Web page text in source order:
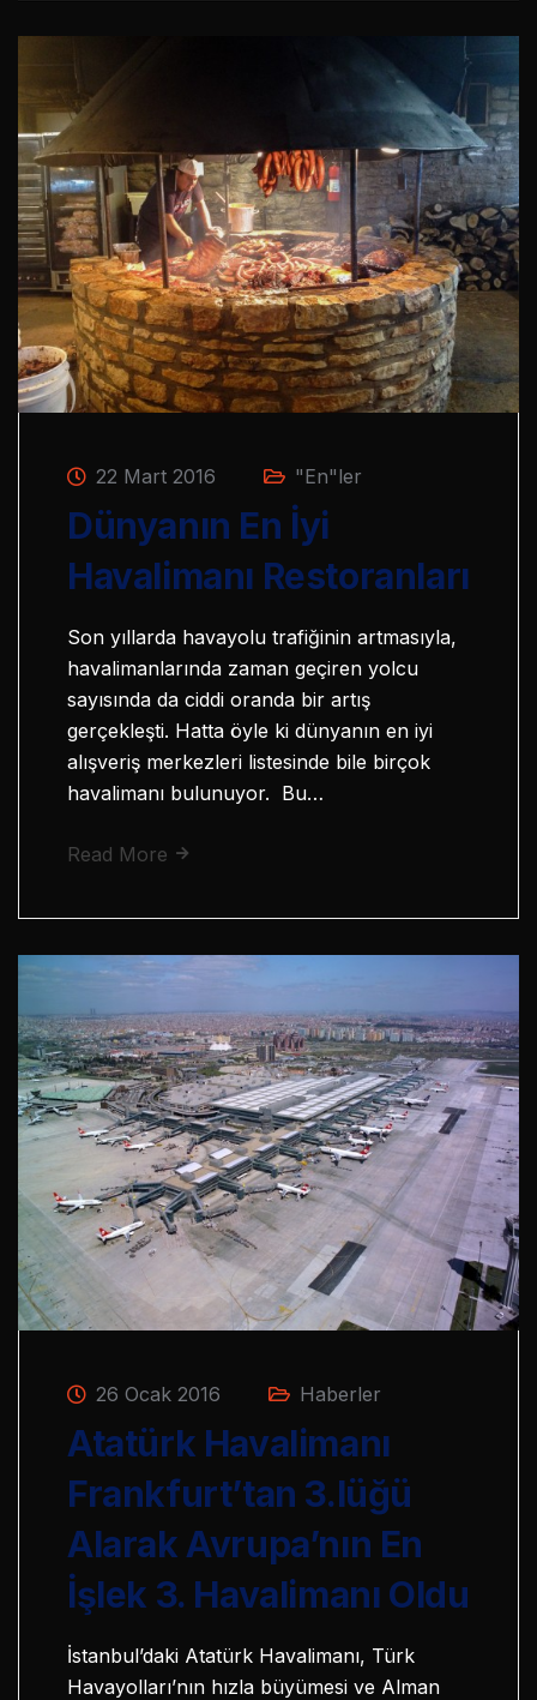
22 Mart 2016 "En"ler
Dünyanın En İyi
Havalimanı Restoranları
Son yıllarda havayolu trafiğinin artmasıyla,
havalimanlarında zaman geçiren yolcu
sayısında da ciddi oranda bir artış
gerçekleşti. Hatta öyle ki dünyanın en iyi
alışveriş merkezleri listesinde bile birçok
havalimanı bulunuyor. Bu…
Read More
26 Ocak 2016 Haberler
Atatürk Havalimanı
Frankfurt’tan 3.lüğü
Alarak Avrupa’nın En
İşlek 3. Havalimanı Oldu
İstanbul’daki Atatürk Havalimanı, Türk
Havayolları’nın hızla büyümesi ve Alman